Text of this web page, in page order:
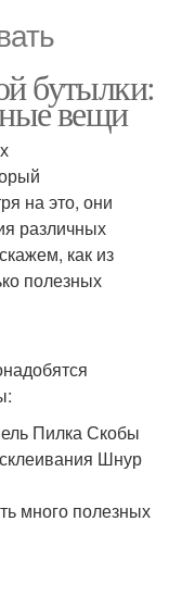
бутылки:
вещи
на это, они
различных
как из
полезных
Пилка Скобы
Шнур
много полезных